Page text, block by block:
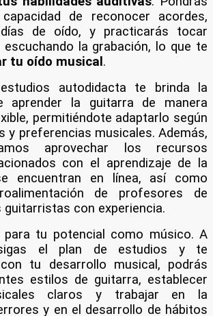
de reconocer acordes,
de oído, y practicarás tocar
la grabación, lo que te
tu oído musical .
autodidacta te brinda la
aprender la guitarra de manera
permitiéndote adaptarlo según
y preferencias musicales. Además,
aprovechar los recursos
con el aprendizaje de la
encuentran en línea, así como
de profesores de
con experiencia.
tu potencial como músico. A
el plan de estudios y te
tu desarrollo musical, podrás
estilos de guitarra, establecer
claros y trabajar en la
y en el desarrollo de hábitos